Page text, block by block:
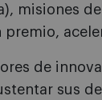
misiones
de
sus